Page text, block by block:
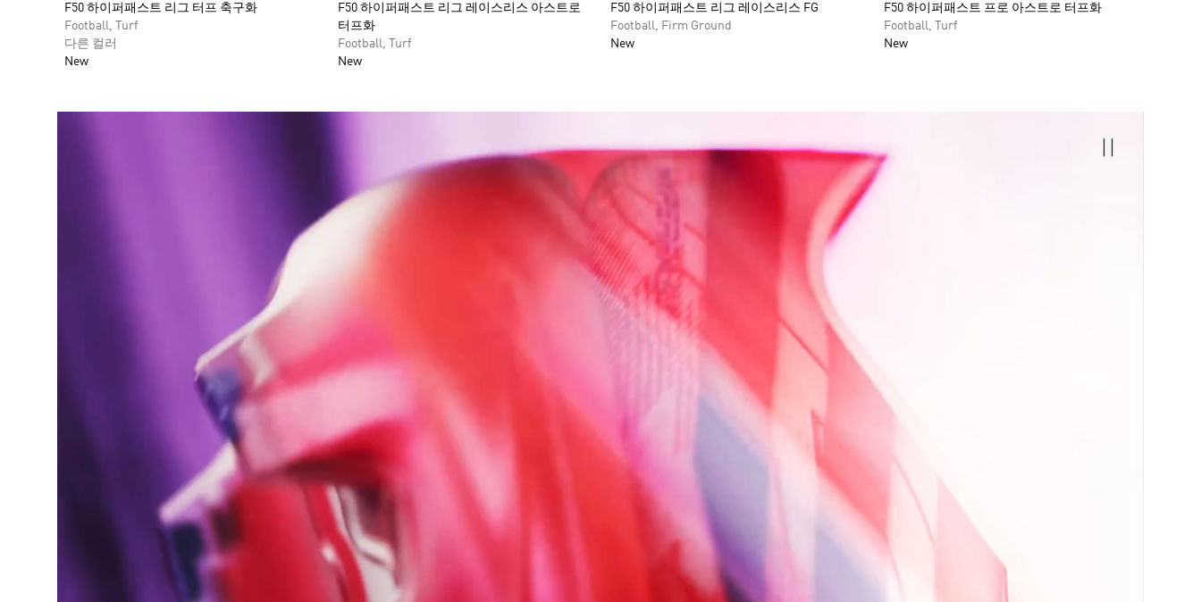
F50 하이퍼패스트 리그 터프 축구화
Football, Turf
다른 컬러
New
F50 하이퍼패스트 리그 레이스리스 아스트로
터프화
Football, Turf
New
F50 하이퍼패스트 리그 레이스리스 FG
Football, Firm Ground
New
F50 하이퍼패스트 프로 아스트로 터프화
Football, Turf
New